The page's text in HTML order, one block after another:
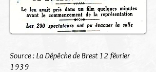
Source : La Dépêche de Brest 12 février
1939